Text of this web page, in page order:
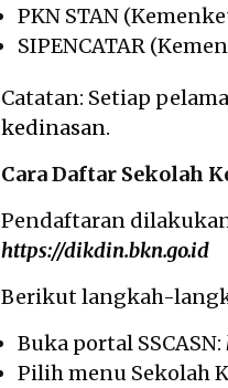
PKN STAN
SIPENCATAR
Catatan: Setiap
kedinasan.
Cara Daftar Sekolah
Pendaftaran
https://dikdin.bkn.go.id
Berikut langkah-
Buka portal SSCASN:
Pilih menu Sekolah